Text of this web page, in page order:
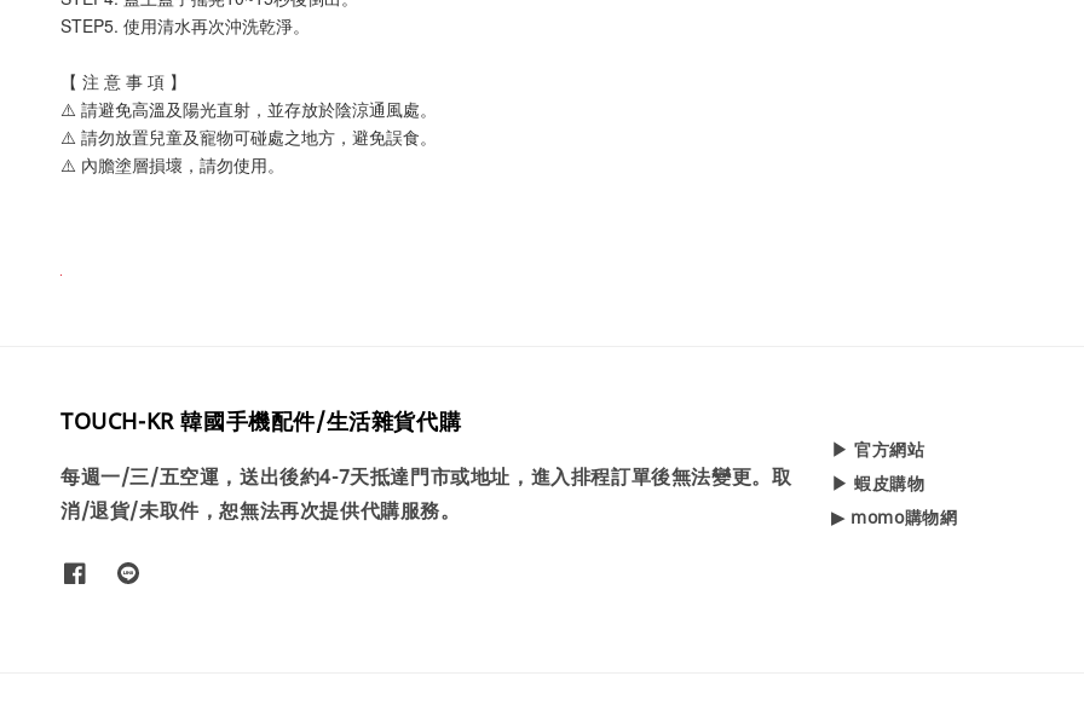
STEP5. 使用清水再次沖洗乾淨。
【 注 意 事 項 】
⚠️ 請避免高溫及陽光直射，並存放於陰涼通風處。
⚠️ 請勿放置兒童及寵物可碰處之地方，避免誤食。
⚠️ 內膽塗層損壞，請勿使用。
TOUCH-KR 韓國手機配件/生活雜貨代購
每週一/三/五空運，送出後約4-7天抵達門市或地址，進入排程訂單後無法變更。取
消/退貨/未取件，恕無法再次提供代購服務。
▶ 官方網站
▶ 蝦皮購物
▶ momo購物網